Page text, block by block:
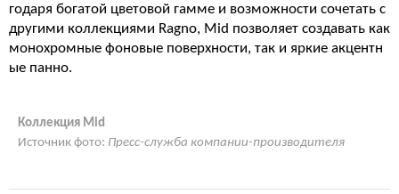
годаря богатой цветовой гамме и возможности сочетать с
другими коллекциями Ragno, Mid позволяет создавать как
монохромные фоновые поверхности, так и яркие акцентн
ые панно.
Коллекция Mid
Источник фото: Пресс-служба компании-производителя